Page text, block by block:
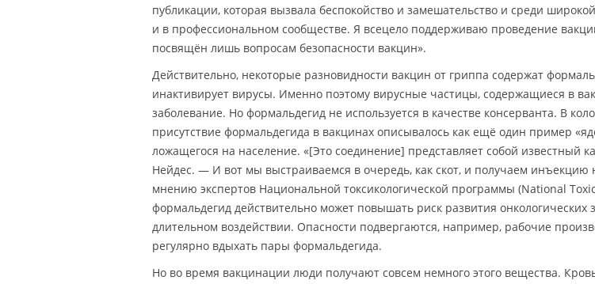
публикации, которая вызвала беспокойство и замешательство и среди
и в профессиональном сообществе. Я всецело поддерживаю проведение
посвящён лишь вопросам безопасности вакцин».
Действительно, некоторые разновидности вакцин от гриппа содержат
инактивирует вирусы. Именно поэтому вирусные частицы, содержащиеся в
заболевание. Но формальдегид не используется в качестве консерванта. В
присутствие формальдегида в вакцинах описывалось как ещё один пример
ложащегося на население. «[Это соединение] представляет собой известный
Нейдес. — И вот мы выстраиваемся в очередь, как скот, и получаем инъекцию
мнению экспертов Национальной токсикологической программы (National
формальдегид действительно может повышать риск развития онкологических
длительном воздействии. Опасности подвергаются, например, рабочие
регулярно вдыхать пары формальдегида.
Но во время вакцинации люди получают совсем немного этого вещества.